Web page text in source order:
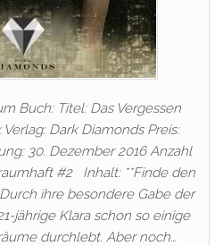
Buch: Titel: Das Vergessen
Dark Diamonds Preis:
30. Dezember 2016 Anzahl
#2 Inhalt: **Finde den
ihre besondere Gabe der
jährige Klara schon so einige
durchlebt. Aber noch…